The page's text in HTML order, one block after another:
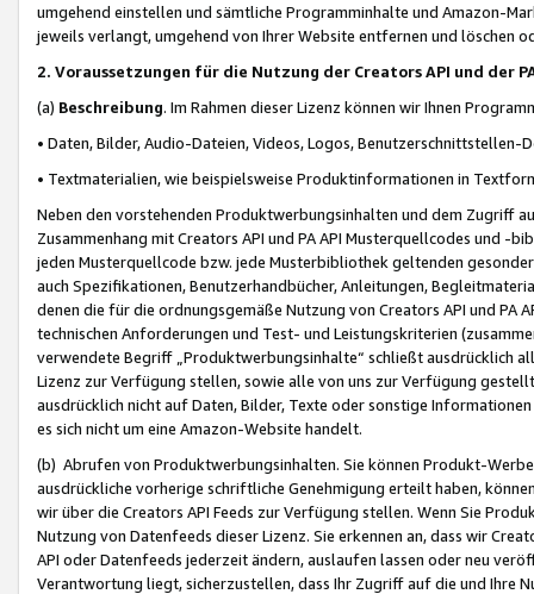
umgehend einstellen und sämtliche Programminhalte und Amazon-
jeweils verlangt, umgehend von Ihrer Website entfernen und löschen
2. Voraussetzungen für die Nutzung der Creators API und der
(a) Beschreibung. Im Rahmen dieser Lizenz können wir Ihnen
• Daten, Bilder, Audio-Dateien, Videos, Logos, Benutzerschnittstellen-
• Textmaterialien, wie beispielsweise Produktinformationen in
Neben den vorstehenden Produktwerbungsinhalten und dem Zugriff
Zusammenhang mit Creators API und PA API Musterquellcodes und
jeden Musterquellcode bzw. jede Musterbibliothek geltenden
auch Spezifikationen, Benutzerhandbücher, Anleitungen,
denen die für die ordnungsgemäße Nutzung von Creators API und PA
technischen Anforderungen und Test- und Leistungskriterien
verwendete Begriff „Produktwerbungsinhalte“ schließt ausdrücklich
Lizenz zur Verfügung stellen, sowie alle von uns zur Verfügung
ausdrücklich nicht auf Daten, Bilder, Texte oder sonstige
es sich nicht um eine Amazon-Website handelt.
(b) Abrufen von Produktwerbungsinhalten. Sie können Produkt-
ausdrückliche vorherige schriftliche Genehmigung erteilt haben,
wir über die Creators API Feeds zur Verfügung stellen. Wenn Sie
Nutzung von Datenfeeds dieser Lizenz. Sie erkennen an, dass wir
API oder Datenfeeds jederzeit ändern, auslaufen lassen oder neu
Verantwortung liegt, sicherzustellen, dass Ihr Zugriff auf die und Ihre